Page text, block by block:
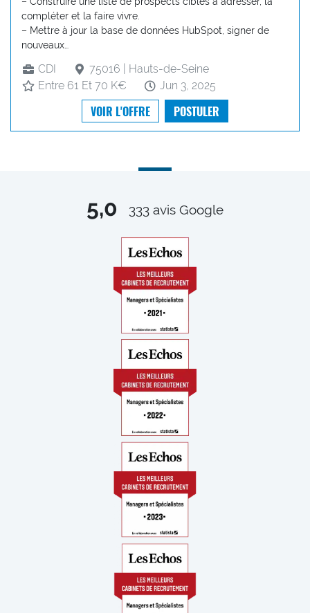
compléter et la faire vivre.
– Mettre à jour la base de données HubSpot, signer de
nouveaux…
CDI
75016 | Hauts-de-Seine
Entre 61 Et 70 K€
Jun 3, 2025
VOIR L'OFFRE POSTULER
5,0 333 avis Google